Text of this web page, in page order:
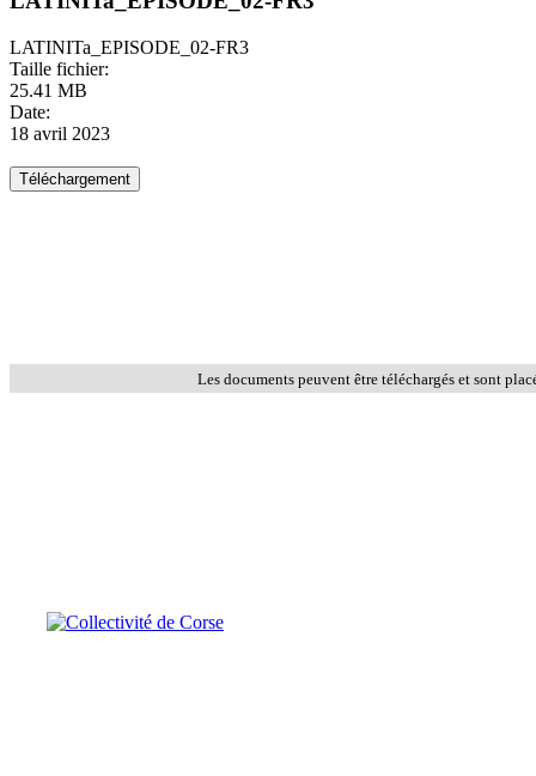
LATINITa_EPISODE_02-FR3
Taille fichier:
25.41 MB
Date:
18 avril 2023
Les documents peuvent être téléchargés et sont